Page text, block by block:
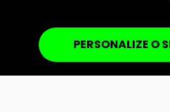
PERSONALIZE O